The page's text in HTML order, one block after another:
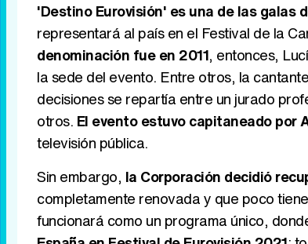
'Destino Eurovisión' es una de las galas
representará al país en el Festival de la
denominación fue en 2011, entonces,
la sede del evento. Entre otros, la
decisiones se repartía entre un jurado
otros. El evento estuvo capitaneado por
televisión pública.
Sin embargo, la Corporación decidió
completamente renovada y que poco
funcionará como un programa único,